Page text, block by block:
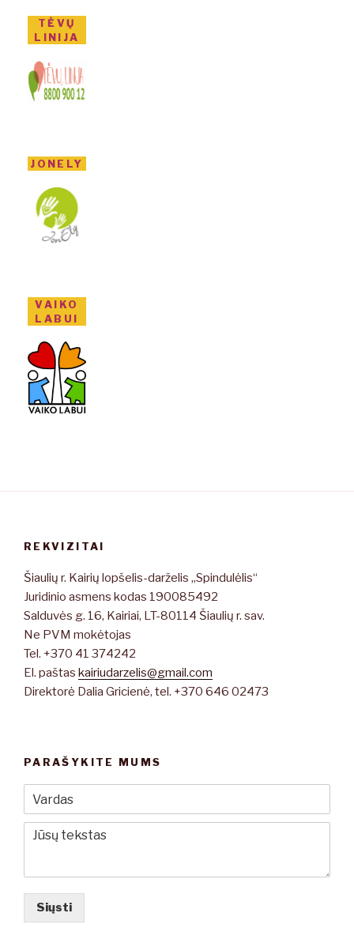
TĖVŲ
LINIJA
JONELY
VAIKO
LABUI
REKVIZITAI
Šiaulių r. Kairių lopšelis-darželis „Spindulėlis“
Juridinio asmens kodas 190085492
Salduvės g. 16, Kairiai, LT-80114 Šiaulių r. sav.
Ne PVM mokėtojas
Tel. +370 41 374242
El. paštas kairiudarzelis@gmail.com
Direktorė Dalia Gricienė, tel. +370 646 02473
PARAŠYKITE MUMS
Siųsti